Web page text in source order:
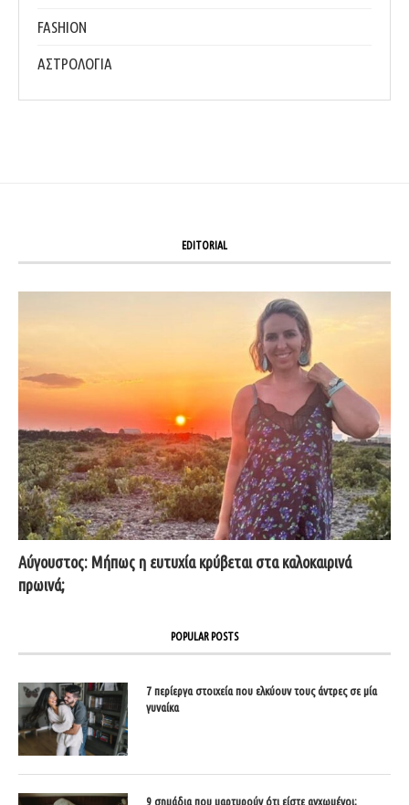
FASHION
ΑΣΤΡΟΛΟΓΙΑ
EDITORIAL
Αύγουστος: Μήπως η ευτυχία κρύβεται στα καλοκαιρινά
πρωινά;
POPULAR POSTS
7 περίεργα στοιχεία που ελκύουν τους άντρες σε μία
γυναίκα
9 σημάδια που μαρτυρούν ότι είστε αγχωμένοι;